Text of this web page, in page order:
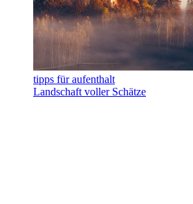
tipps für aufenthalt
Landschaft voller Schätze